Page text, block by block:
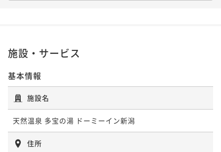
施設・サービス
基本情報
施設名
天然温泉 多宝の湯 ドーミーイン新潟
住所